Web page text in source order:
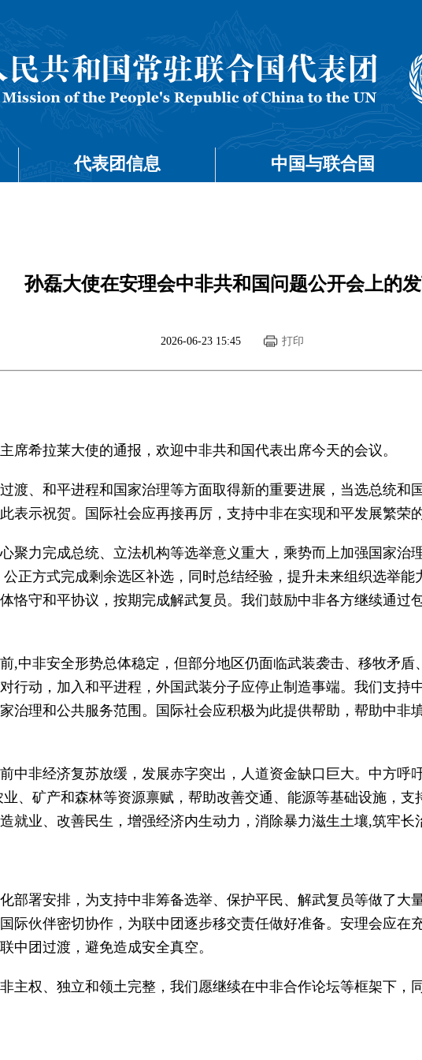
代表团信息 中国与联合国
孙磊大使在安理会中非共和国问题公开会上的
2026-06-23 15:45 打印
席希拉莱大使的通报，欢迎中非共和国代表出席今天的会议。
渡、和平进程和国家治理等方面取得新的重要进展，当选总统和
表示祝贺。国际社会应再接再厉，支持中非在实现和平发展繁荣
聚力完成总统、立法机构等选举意义重大，乘势而上加强国家治
正方式完成剩余选区补选，同时总结经验，提升未来组织选举
恪守和平协议，按期完成解武复员。我们鼓励中非各方继续通过
,中非安全形势总体稳定，但部分地区仍面临武装袭击、移牧矛
行动，加入和平进程，外国武装分子应停止制造事端。我们支持
治理和公共服务范围。国际社会应积极为此提供帮助，帮助中非
中非经济复苏放缓，发展赤字突出，人道资金缺口巨大。中方呼
、矿产和森林等资源禀赋，帮助改善交通、能源等基础设施，
就业、改善民生，增强经济内生动力，消除暴力滋生土壤,筑牢长
部署安排，为支持中非筹备选举、保护平民、解武复员等做了大
际伙伴密切协作，为联中团逐步移交责任做好准备。安理会应在
中团过渡，避免造成安全真空。
主权、独立和领土完整，我们愿继续在中非合作论坛等框架下，